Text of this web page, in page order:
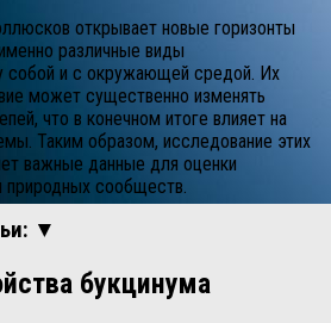
открывает новые горизонты
различные виды
собой и с окружающей средой. Их
может существенно изменять
что в конечном итоге влияет на
Таким образом, исследование этих
важные данные для оценки
природных сообществ.
▼
букцинума